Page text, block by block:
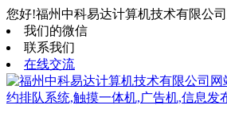
您好!福州中科易达计算机技术有限公司
我们的微信
联系我们
在线交流